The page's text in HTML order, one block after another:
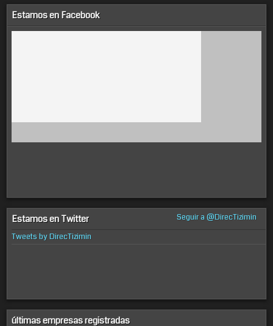
Estamos en Facebook
Estamos en Twitter
Seguir a @DirecTizimin
Tweets by DirecTizimin
últimas empresas registradas